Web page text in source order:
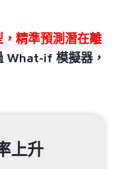
，精準預測潛在離
What-if 模擬器，
上升